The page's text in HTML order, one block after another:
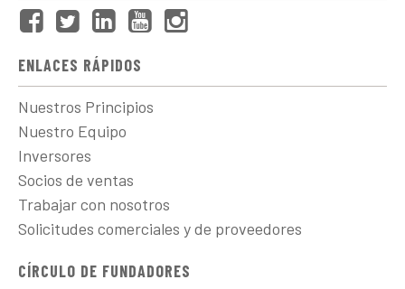
ENLACES RÁPIDOS
Nuestros Principios
Nuestro Equipo
Inversores
Socios de ventas
Trabajar con nosotros
Solicitudes comerciales y de proveedores
CÍRCULO DE FUNDADORES